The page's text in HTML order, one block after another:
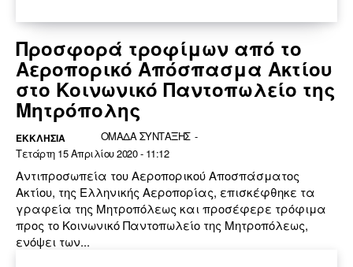
Προσφορά τροφίμων από το
Αεροπορικό Απόσπασμα Ακτίου
στο Κοινωνικό Παντοπωλείο της
Μητρόπολης
ΕΚΚΛΗΣΙΑ ΟΜΑΔΑ ΣΥΝΤΑΞΗΣ -
Τετάρτη 15 Απριλίου 2020 - 11:12
Αντιπροσωπεία του Αεροπορικού Αποσπάσματος
Ακτίου, της Ελληνικής Αεροπορίας, επισκέφθηκε τα
γραφεία της Μητροπόλεως και προσέφερε τρόφιμα
προς το Κοινωνικό Παντοπωλείο της Μητροπόλεως,
ενόψει των...